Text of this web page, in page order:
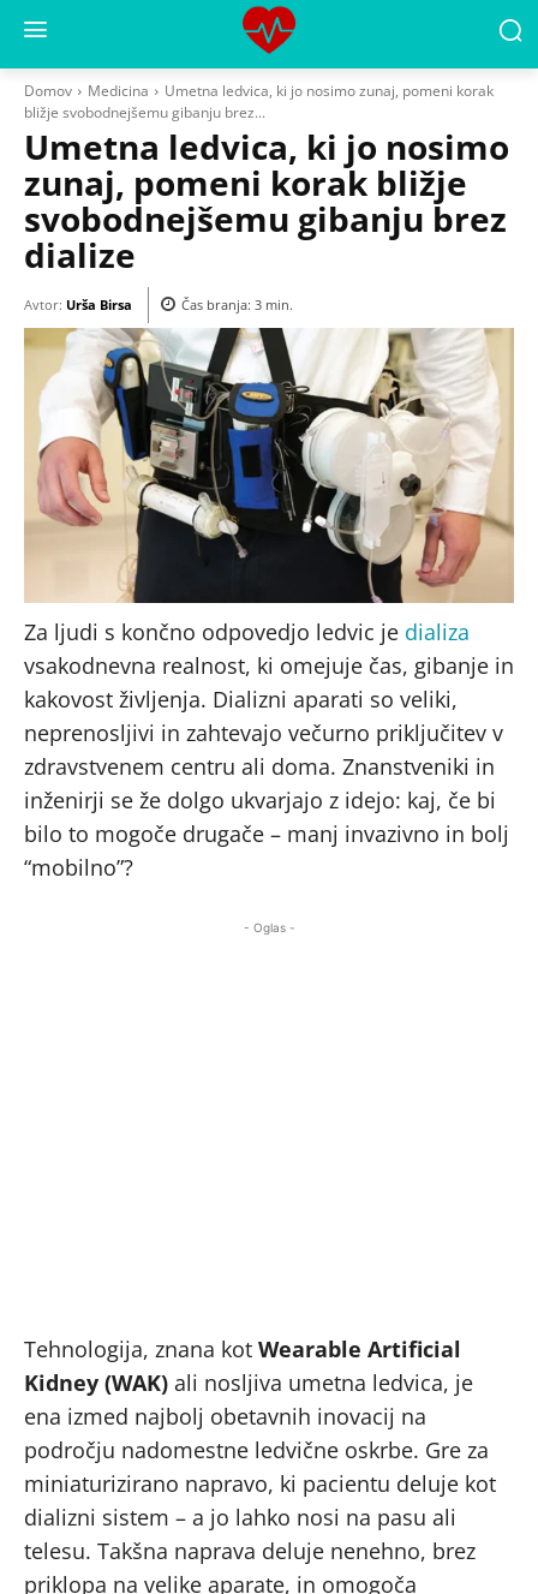
Domov Medicina
Umetna ledvica, ki jo nosimo zunaj, pomeni korak
bližje svobodnejšemu gibanju brez...
Umetna ledvica, ki jo nosimo
zunaj, pomeni korak bližje
svobodnejšemu gibanju brez
dialize
Avtor: Urša Birsa Čas branja: 3 min.
Za ljudi s končno odpovedjo ledvic je dializa
vsakodnevna realnost, ki omejuje čas, gibanje in
kakovost življenja. Dializni aparati so veliki,
neprenosljivi in zahtevajo večurno priključitev v
zdravstvenem centru ali doma. Znanstveniki in
inženirji se že dolgo ukvarjajo z idejo: kaj, če bi
bilo to mogoče drugače – manj invazivno in bolj
“mobilno”?
- Oglas -
Tehnologija, znana kot Wearable Artificial
Kidney (WAK) ali nosljiva umetna ledvica, je
ena izmed najbolj obetavnih inovacij na
področju nadomestne ledvične oskrbe. Gre za
miniaturizirano napravo, ki pacientu deluje kot
dializni sistem – a jo lahko nosi na pasu ali
telesu. Takšna naprava deluje nenehno, brez
priklopa na velike aparate, in omogoča